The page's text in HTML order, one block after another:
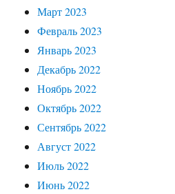
Март 2023
Февраль 2023
Январь 2023
Декабрь 2022
Ноябрь 2022
Октябрь 2022
Сентябрь 2022
Август 2022
Июль 2022
Июнь 2022